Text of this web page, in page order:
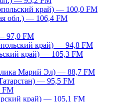
край) — 100,0 FM
обл.) — 106,4 FM
97,0 FM
край) — 94,8 FM
край) — 105,3 FM
Марий Эл) — 88,7 FM
— 95,5 FM
FM
край) — 105,1 FM